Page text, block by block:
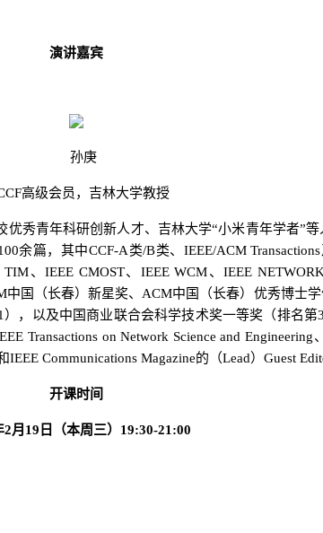
演讲嘉宾
孙庚
高级会员，吉林大学教授
优秀青年科研创新人才、 吉林大学“小米青年学者”
余篇，其中CCF-A类/B类、 IEEE/ACM Transactions
TIM、IEEE CMOST、 IEEE WCM、IEEE
中国（长春）新星奖、ACM中国 （长春） 优秀博士
） ，以及中国商业联合会科学技术奖一等奖（排名第3
Transactions on Network Science and Engineering
IEEE Communications Magazine的 （Lead） Guest
开课时间
2月 19 日（本周三） 19:30-21:00